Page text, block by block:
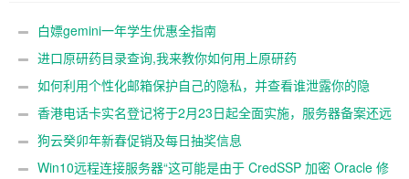
白嫖gemini一年学生优惠全指南
进口原研药目录查询,我来教你如何用上原研药
如何利用个性化邮箱保护自己的隐私，并查看谁泄露你的隐
私 香港电话卡实名登记将于2月23日起全面实施，服务器备案还远
吗？狗云癸卯年新春促销及每日抽奖信息
Win10远程连接服务器“这可能是由于 CredSSP 加密 Oracle 修